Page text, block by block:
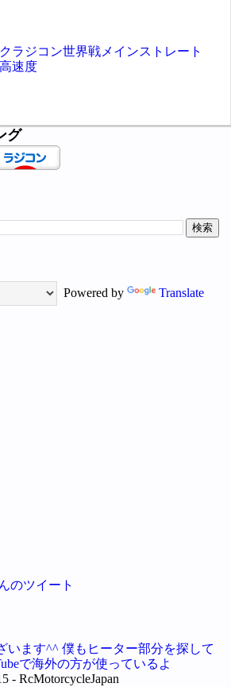
ラジコン世界戦メインストレート
速度
グ
Powered by Translate
のツイート
います^^ 僕もヒーター部分を探して
で海外の方が使っているよ
- RcMotorcycleJapan